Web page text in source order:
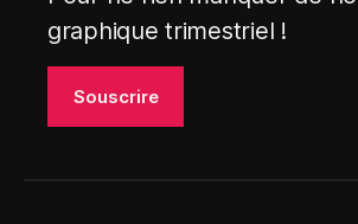
graphique trimestriel !